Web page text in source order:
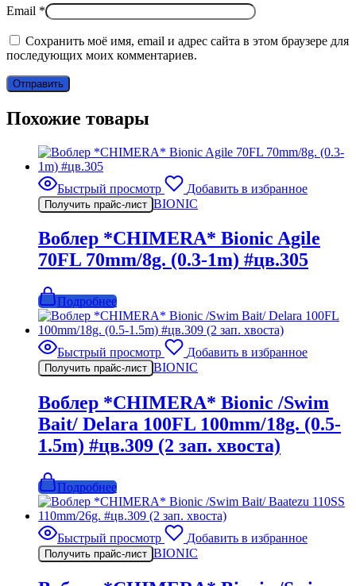
Email *
Сохранить моё имя, email и адрес сайта в этом браузере для
последующих моих комментариев.
Похожие товары
Быстрый просмотр Добавить в избранное
Получить прайс-лист BIONIC
Воблер *CHIMERA* Bionic Agile
70FL 70mm/8g. (0.3-1m) #цв.305
Подробнее
Быстрый просмотр Добавить в избранное
Получить прайс-лист BIONIC
Воблер *CHIMERA* Bionic /Swim
Bait/ Delara 100FL 100mm/18g. (0.5-
1.5m) #цв.309 (2 зап. хвоста)
Подробнее
Быстрый просмотр Добавить в избранное
Получить прайс-лист BIONIC